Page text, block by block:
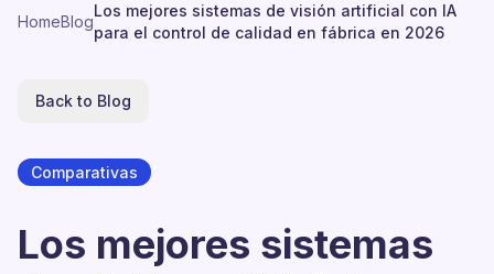
HomeBlog
Los mejores sistemas de visión artificial con IA
para el control de calidad en fábrica en 2026
Back to Blog
Comparativas
Los mejores sistemas